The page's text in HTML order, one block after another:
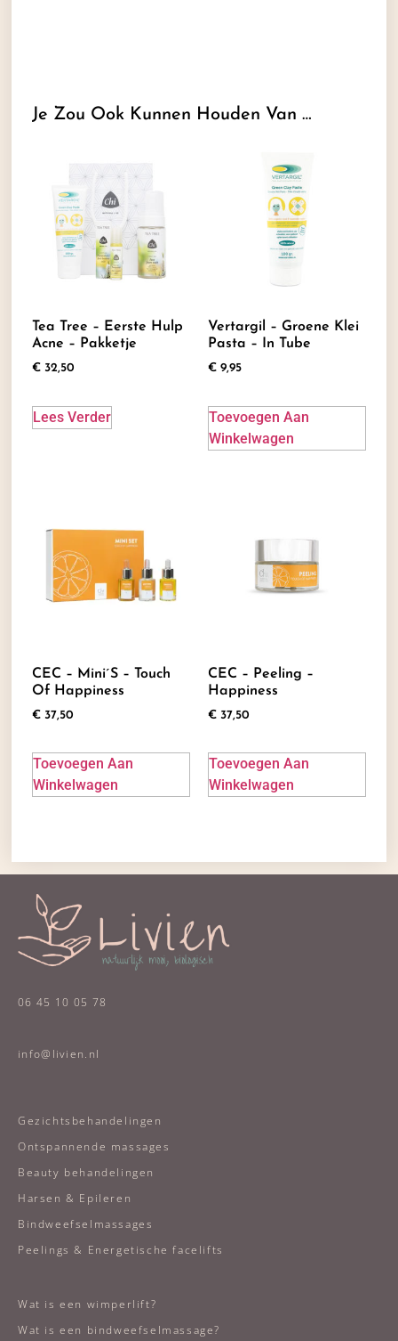
Je Zou Ook Kunnen Houden Van …
Tea Tree – Eerste Hulp
Acne – Pakketje
€ 32,50
Lees Verder
Vertargil – Groene Klei
Pasta – In Tube
€ 9,95
Toevoegen Aan
Winkelwagen
CEC – Mini´s – Touch
Of Happiness
€ 37,50
Toevoegen Aan
Winkelwagen
CEC – Peeling –
Happiness
€ 37,50
Toevoegen Aan
Winkelwagen
06 45 10 05 78
info@livien.nl
Gezichtsbehandelingen
Ontspannende massages
Beauty behandelingen
Harsen & Epileren
Bindweefselmassages
Peelings & Energetische facelifts
Wat is een wimperlift?
Wat is een bindweefselmassage?